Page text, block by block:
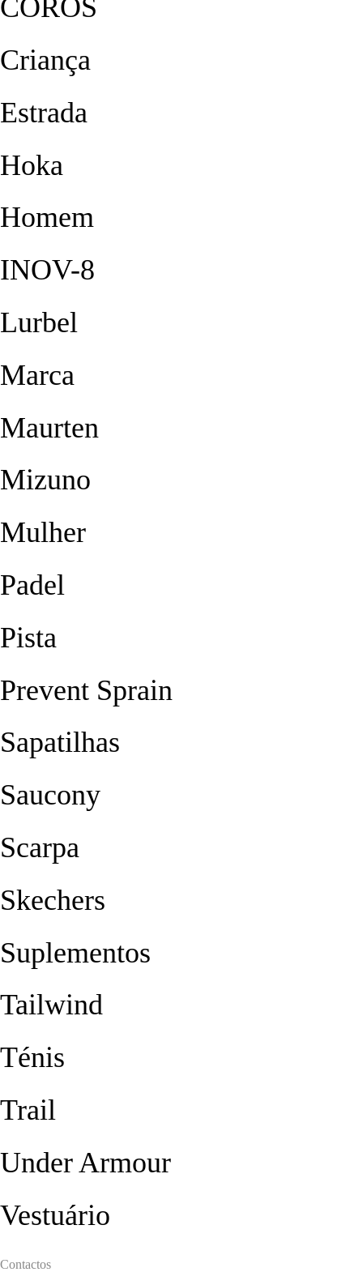
COROS
Criança
Estrada
Hoka
Homem
INOV-8
Lurbel
Marca
Maurten
Mizuno
Mulher
Padel
Pista
Prevent Sprain
Sapatilhas
Saucony
Scarpa
Skechers
Suplementos
Tailwind
Ténis
Trail
Under Armour
Vestuário
Contactos